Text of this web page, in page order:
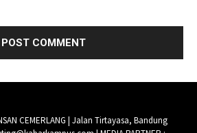
CEMERLANG | Jalan Tirtayasa, Bandung